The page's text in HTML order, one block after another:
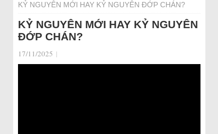
KỶ NGUYÊN MỚI HAY KỶ NGUYÊN ĐỚP CHÁN?
KỶ NGUYÊN MỚI HAY KỶ NGUYÊN
ĐỚP CHÁN?
17/11/2025 |